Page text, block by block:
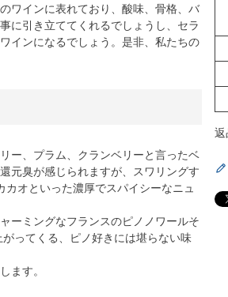
ワインに表れており、酸味、骨格、バ
に引き立ててくれるでしょうし、セラ
インになるでしょう。是非、私たちの
ー、プラム、クランベリーと言ったベ
元臭が感じられますが、スワリングす
オといった濃厚でスパイシーなニュ
ーミングなフランスのピノノワールそ
ってくる、ピノ好きには堪らない味
ます。
返